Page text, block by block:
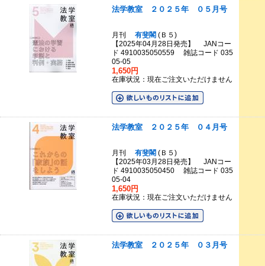
法学教室 ２０２５年 ０５月号
月刊 有斐閣 (Ｂ５)
【2025年04月28日発売】 JANコー
ド 4910035050559 雑誌コード 035
05-05
1,650円
在庫状況：現在ご注文いただけません
法学教室 ２０２５年 ０４月号
月刊 有斐閣 (Ｂ５)
【2025年03月28日発売】 JANコー
ド 4910035050450 雑誌コード 035
05-04
1,650円
在庫状況：現在ご注文いただけません
法学教室 ２０２５年 ０３月号